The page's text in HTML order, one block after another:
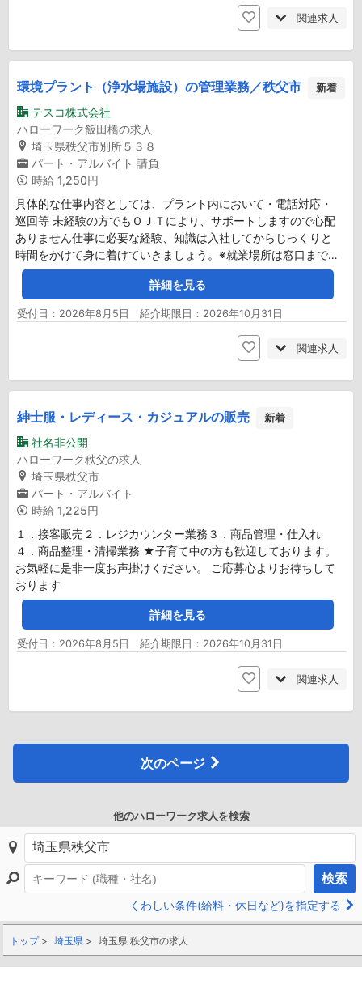
関連求人
環境プラント（浄水場施設）の管理業務／秩父市 新着
テスコ株式会社
ハローワーク飯田橋の求人
埼玉県秩父市別所５３８
パート・アルバイト 請負
時給 1,250円
具体的な仕事内容としては、プラント内において・電話対応・
巡回等 未経験の方でもＯＪＴにより、サポートしますので心配
ありません仕事に必要な経験、知識は入社してからじっくりと
時間をかけて身に着けていきましょう。※就業場所は窓口まで…
詳細を見る
受付日：2026年8月5日 紹介期限日：2026年10月31日
関連求人
紳士服・レディース・カジュアルの販売 新着
社名非公開
ハローワーク秩父の求人
埼玉県秩父市
パート・アルバイト
時給 1,225円
１．接客販売２．レジカウンター業務３．商品管理・仕入れ
４．商品整理・清掃業務 ★子育て中の方も歓迎しております。
お気軽に是非一度お声掛けください。 ご応募心よりお待ちして
おります
詳細を見る
受付日：2026年8月5日 紹介期限日：2026年10月31日
関連求人
次のページ
他のハローワーク求人を検索
検索
くわしい条件(給料・休日など)を指定する
トップ 埼玉県 埼玉県 秩父市の求人